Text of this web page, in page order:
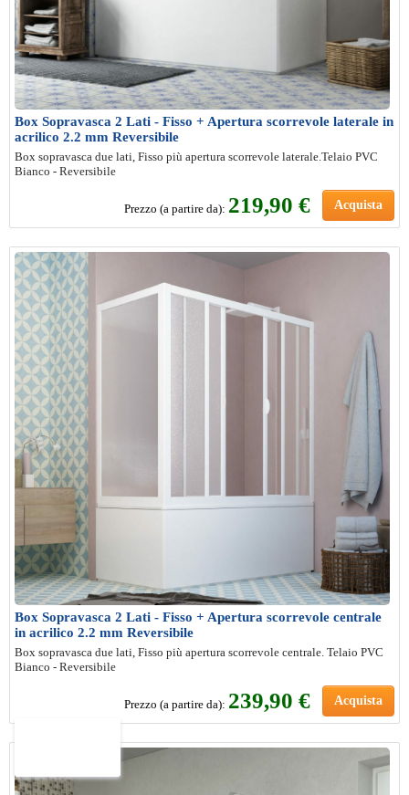
Box Sopravasca 2 Lati - Fisso + Apertura scorrevole laterale in
acrilico 2.2 mm Reversibile
Box sopravasca due lati, Fisso più apertura scorrevole laterale.Telaio PVC
Bianco - Reversibile
Prezzo (a partire da): 219,90 € Acquista
Box Sopravasca 2 Lati - Fisso + Apertura scorrevole centrale
in acrilico 2.2 mm Reversibile
Box sopravasca due lati, Fisso più apertura scorrevole centrale. Telaio PVC
Bianco - Reversibile
Prezzo (a partire da): 239,90 € Acquista